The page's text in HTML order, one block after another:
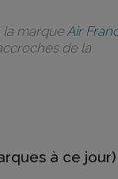
la marqueAir
de la
à ce jour)